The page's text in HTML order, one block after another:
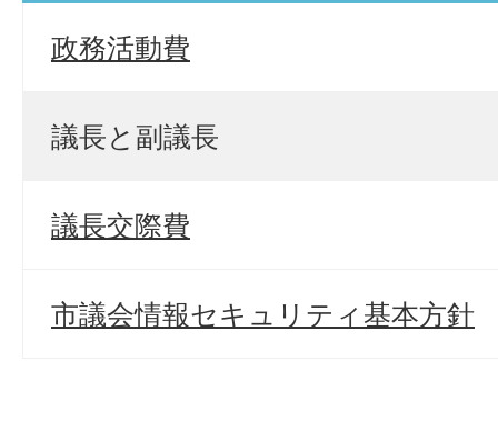
政務活動費
議長と副議長
議長交際費
市議会情報セキュリティ基本方針